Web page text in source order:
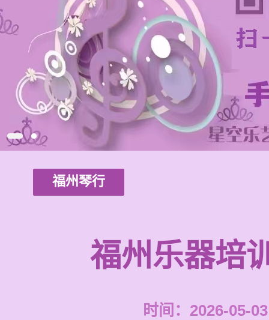
福州琴行
福州乐器培
时间：2026-05-